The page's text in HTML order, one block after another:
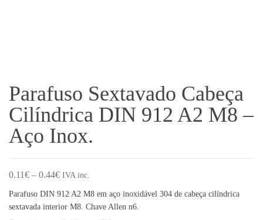
Parafuso Sextavado Cabeça
Cilíndrica DIN 912 A2 M8 –
Aço Inox.
0.11€ – 0.44€Price range: 0.11€ through 0.44€
IVA inc.
Parafuso DIN 912 A2 M8 em aço inoxidável 304 de cabeça cilíndrica
sextavada interior M8. Chave Allen n6.